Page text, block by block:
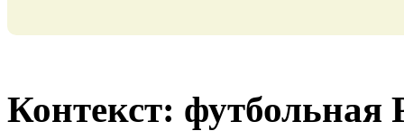
Контекст: футбольная